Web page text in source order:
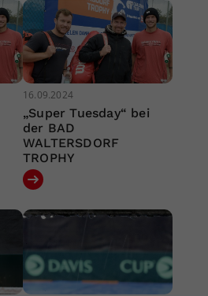
16.09.2024
„Super Tuesday“ bei
der BAD
WALTERSDORF
TROPHY